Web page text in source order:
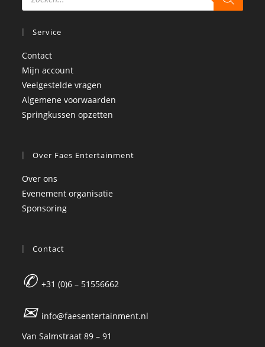
Service
Contact
Mijn account
Veelgestelde vragen
Algemene voorwaarden
Springkussen opzetten
Over Faes Entertainment
Over ons
Evenement organisatie
Sponsoring
Contact
✆+31 (0)6 – 51556662
✉ info@faesentertainment.nl
Van Salmstraat 89 – 91